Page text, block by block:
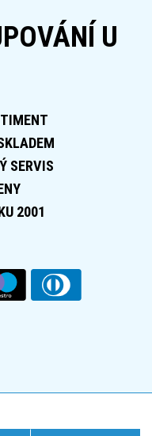
U
SERVIS
2001